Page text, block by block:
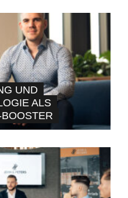
UND
ALS